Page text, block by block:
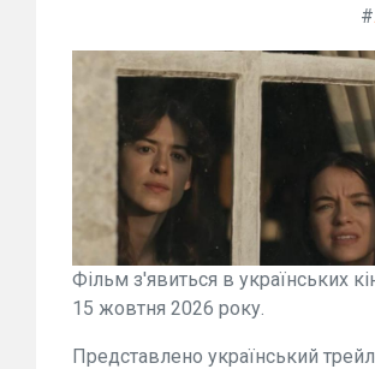
#
Фільм з'явиться в українських
15 жовтня 2026 року.
Представлено український